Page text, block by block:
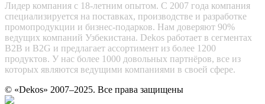
Лидер компания с 18-летним опытом. С 2007 года компания
специализируется на поставках, производстве и разработке
промопродукции и бизнес-подарков. Нам доверяют 90%
ведущих компаний Узбекистана. Dekos работает в сегментах
B2B и B2G и предлагает ассортимент из более 1200
продуктов. У нас более 1000 довольных партнёров, все из
которых являются ведущими компаниями в своей сфере.
© «Dekos» 2007–2025. Все права защищены